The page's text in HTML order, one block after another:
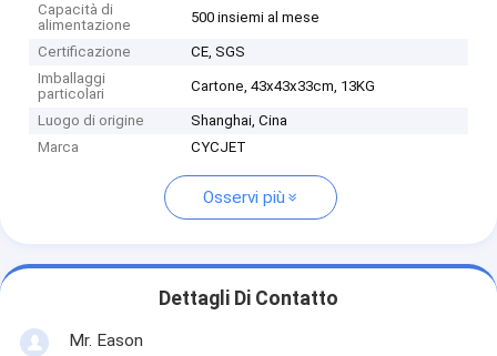
Capacità di
alimentazione
500 insiemi al mese
Certificazione
CE, SGS
Imballaggi
particolari
Cartone, 43x43x33cm, 13KG
Luogo di origine
Shanghai, Cina
Marca
CYCJET
Osservi più
Dettagli Di Contatto
Mr. Eason